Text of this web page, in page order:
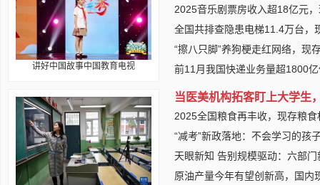
讲好中国故事中国教育电视
2025音乐剧票房收入超18亿元
全国共排查隐患电梯11.4万台，
“擦八只脚”养狗梗走红网络，现
前11月我国快递业务量超1800
当医美机构拓客盯上大学生
2025全国粮食再丰收，现存粮
“减考”新政落地：不会学习的孩
天眼新知 告别规模驱动：六部
原油产量今年有望创新高，国内